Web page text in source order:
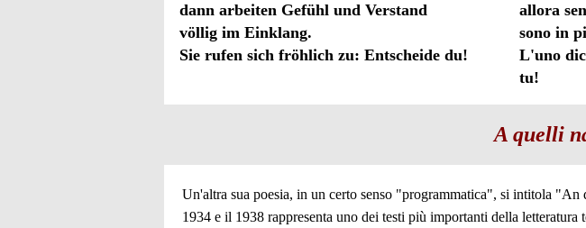
dann arbeiten Gefühl und Verstand
völlig im Einklang.
Sie rufen sich fröhlich zu: Entscheide du!
allora
sono in
L'uno
tu!
A quelli
Un'altra sua poesia, in un certo senso "programmatica", si intitola
1934 e il 1938 rappresenta uno dei testi più importanti della